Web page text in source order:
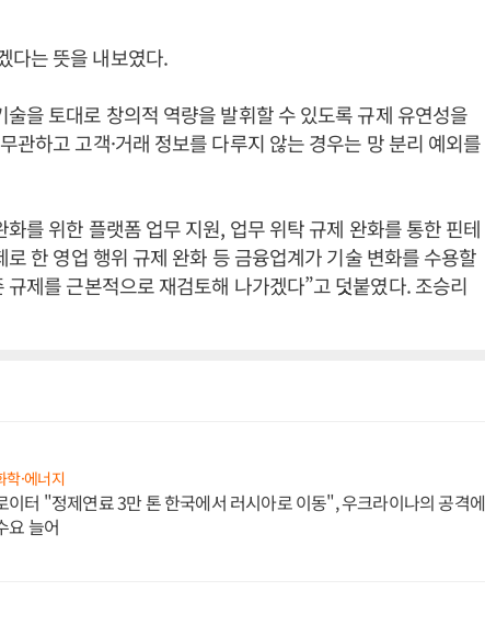
다는 뜻을 내보였다.
을 토대로 창의적 역량을 발휘할 수 있도록 규제 유연성을
관하고 고객·거래 정보를 다루지 않는 경우는 망 분리 예외를
를 위한 플랫폼 업무 지원, 업무 위탁 규제 완화를 통한 핀테
한 영업 행위 규제 완화 등 금융업계가 기술 변화를 수용할
제를 근본적으로 재검토해 나가겠다”고 덧붙였다. 조승리
학·에너지
이터 "정제연료 3만 톤 한국에서 러시아로 이동", 우크라이나의 공격에
요 늘어